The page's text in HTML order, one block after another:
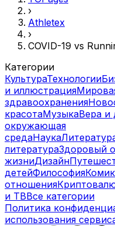
›
Athletex
›
COVID-19 vs
Категории
КультураТехнологии
и иллюстрация
здравоохранения
красотаМузыкаВера и
окружающая
средаНаука
литератураЗдоровый
жизниДизайн
детейФилософия
отношения
и ТВВсе категории
Политика
использования